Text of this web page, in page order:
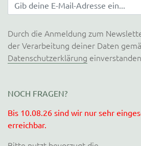
Durch die Anmeldung zum
der Verarbeitung deiner Daten
Datenschutzerklärung
NOCH FRAGEN?
Bis 10.08.26 sind wir nur sehr
erreichbar.